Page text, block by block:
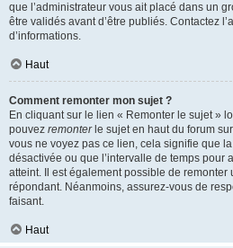
que l’administrateur vous ait placé dans un
être validés avant d’être publiés. Contactez
d’informations.
Haut
Comment remonter mon sujet ?
En cliquant sur le lien « Remonter le sujet »
pouvez remonterle sujet en haut du forum
vous ne voyez pas ce lien, cela signifie que
désactivée ou que l’intervalle de temps pour
atteint. Il est également possible de remonter
répondant. Néanmoins, assurez-vous de
faisant.
Haut